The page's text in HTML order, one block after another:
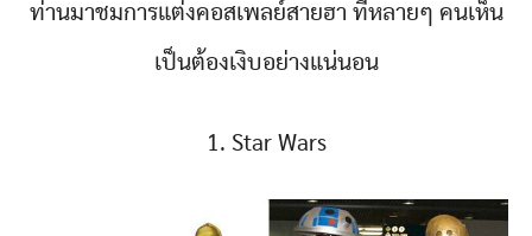
ท่านมาชมการแต่งคอสเพลย์สายฮา ที่หลายๆ คนเห็น
เป็นต้องเงิบอย่างแน่นอน
1. Star Wars